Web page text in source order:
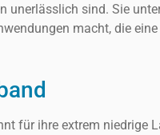
unerlässlich sind. Sie
macht, die
für ihre extrem niedrige